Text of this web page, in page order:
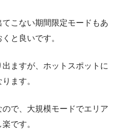
こない期間限定モードもあ
と良いです。
ますが、ホットスポットに
ます。
で、大規模モードでエリア
です。